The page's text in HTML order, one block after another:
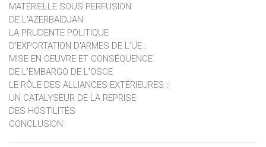
MATÉRIELLE SOUS PERFUSION
DE L'AZERBAÏDJAN
LA PRUDENTE POLITIQUE
D'EXPORTATION D'ARMES DE L’UE :
MISE EN OEUVRE ET CONSÉQUENCE
DE L’EMBARGO DE L’OSCE
LE RÔLE DES ALLIANCES EXTÉRIEURES :
UN CATALYSEUR DE LA REPRISE
DES HOSTILITÉS
CONCLUSION